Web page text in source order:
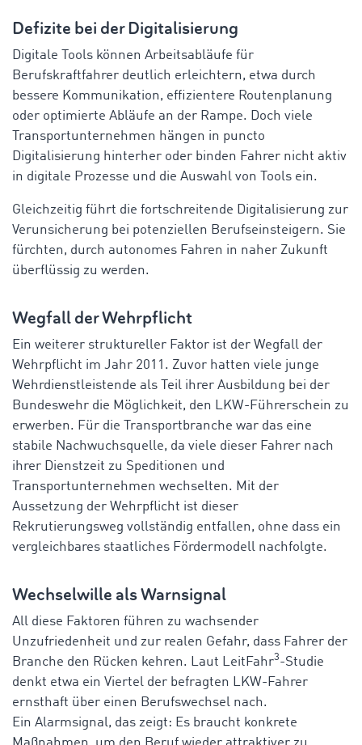
Defizite bei der Digitalisierung
Digitale Tools können Arbeitsabläufe für
Berufskraftfahrer deutlich erleichtern, etwa durch
bessere Kommunikation, effizientere Routenplanung
oder optimierte Abläufe an der Rampe. Doch viele
Transportunternehmen hängen in puncto
Digitalisierung hinterher oder binden Fahrer nicht aktiv
in digitale Prozesse und die Auswahl von Tools ein.
Gleichzeitig führt die fortschreitende Digitalisierung zur
Verunsicherung bei potenziellen Berufseinsteigern. Sie
fürchten, durch autonomes Fahren in naher Zukunft
überflüssig zu werden.
Wegfall der Wehrpflicht
Ein weiterer struktureller Faktor ist der Wegfall der
Wehrpflicht im Jahr 2011. Zuvor hatten viele junge
Wehrdienstleistende als Teil ihrer Ausbildung bei der
Bundeswehr die Möglichkeit, den LKW-Führerschein zu
erwerben. Für die Transportbranche war das eine
stabile Nachwuchsquelle, da viele dieser Fahrer nach
ihrer Dienstzeit zu Speditionen und
Transportunternehmen wechselten. Mit der
Aussetzung der Wehrpflicht ist dieser
Rekrutierungsweg vollständig entfallen, ohne dass ein
vergleichbares staatliches Fördermodell nachfolgte.
Wechselwille als Warnsignal
All diese Faktoren führen zu wachsender
Unzufriedenheit und zur realen Gefahr, dass Fahrer der
Branche den Rücken kehren. Laut LeitFahr3-Studie
denkt etwa ein Viertel der befragten LKW-Fahrer
ernsthaft über einen Berufswechsel nach.
Ein Alarmsignal, das zeigt: Es braucht konkrete